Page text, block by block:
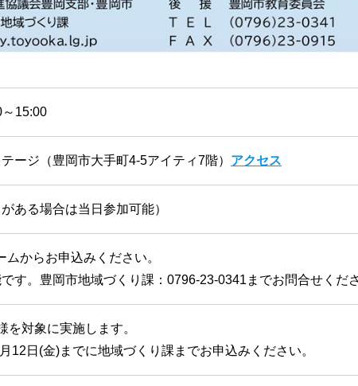
15:00
ージ（豊岡市大手町4-5アイティ7階） アクセス
る場合は当日参加可能）
ムからお申込みください。
す。豊岡市地域づくり課：0796-23-0341までお問合せくださ
を対象に実施します。
12日(金)までに地域づくり課までお申込みください。